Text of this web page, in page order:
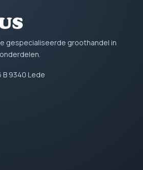
gespecialiseerde groothandel in
9340 Lede